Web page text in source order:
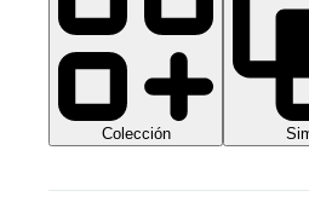
Colección